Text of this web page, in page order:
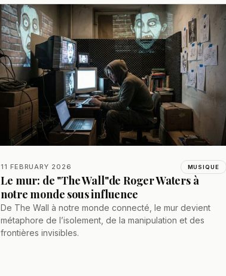
11 FEBRUARY 2026 MUSIQUE
Le mur: de "The Wall"de Roger Waters à
notre monde sous influence
De The Wall à notre monde connecté, le mur devient
métaphore de l’isolement, de la manipulation et des
frontières invisibles.